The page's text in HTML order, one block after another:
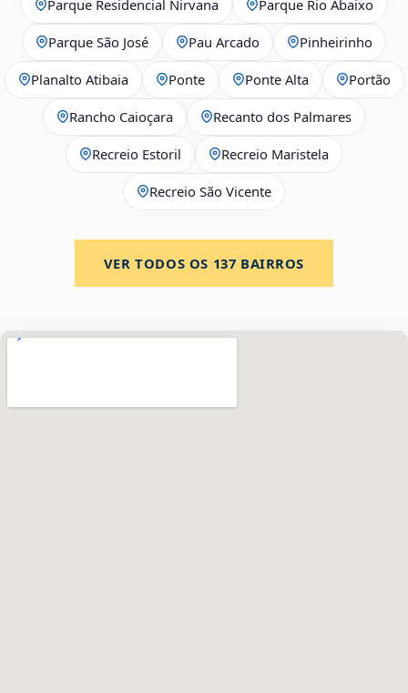
Parque Residencial Nirvana Parque Rio Abaixo
Parque São José Pau Arcado Pinheirinho
Planalto Atibaia Ponte Ponte Alta Portão
Rancho Caioçara Recanto dos Palmares
Recreio Estoril Recreio Maristela
Recreio São Vicente
VER TODOS OS 137 BAIRROS